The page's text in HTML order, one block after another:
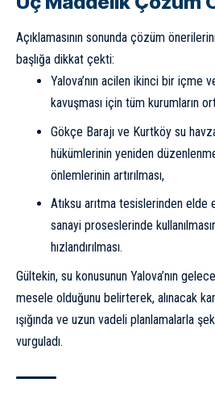
Açıklamasının sonunda çözüm
başlığa dikkat çekti:
Yalova’nın acilen ikinci bir içme
kavuşması için tüm kurumların
Gökçe Barajı ve Kurtköy su
hükümlerinin yeniden
önlemlerinin artırılması,
Atıksu arıtma tesislerinden elde
sanayi proseslerinde
hızlandırılması.
Gültekin, su konusunun Yalova’nın
mesele olduğunu belirterek, alınacak
ışığında ve uzun vadeli planlamalarla
vurguladı.